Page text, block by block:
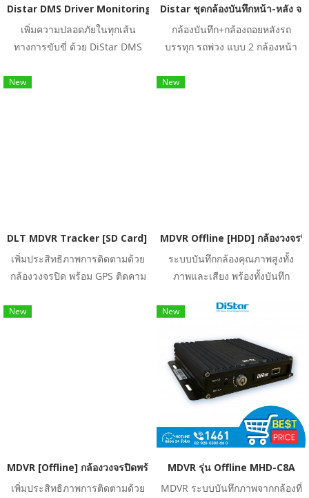
เชิงพาณิชย์ที่ต้องการระบบบันทึก
ภาพภายในรถอย่างมีประสิทธิภาพ
Distar DMS Driver Monitoring System อุปกรณ์ควบคุมพฤติกรรมก
เพิ่มความปลอดภัยในทุกเส้น
ทางการขับขี่ ด้วย DiStar DMS
ผลกระทบให้กิดอุบัติเหตุต่างๆ ทั้ง
ประสิทธิภาพการขับขี่
Distar ชุดกล้องบันทึกหน้า-หลัง จอ
กล้องบันทึก+กล้องถอยหลังรถ
บรรทุก รถพ่วง แบบ 2 กล้องหน้า
รุ่น MCR-712-บันทึกหน้า-หลังหรือ
New
DLT MDVR Tracker [SD Card] กล้องวงจรปิดระบบบันทึกด้วย SD
เพิ่มประสิทธิภาพการติดตามด้วย
กล้องวงจรปิด พร้อม GPS ติดคาม
บันทึกภาพและเสียงได้คมชัด
New
MDVR Offline [HDD] กล้องวงจร
ระบบบันทึกกล้องคุณภาพสูงทั้ง
ภาพและเสียง พร้องทั้งบันทึก
คุณภาพของภาพและเสียงได้หลาย
พร้อมช่อง HDD [ สูงสุด 2 TB ]
New
MDVR [Offline] กล้องวงจรปิดพร้อมระบบติดตามยานพาหนะ รุ่น
เพิ่มประสิทธิภาพการติดตามด้วย
New
MDVR รุ่น Offline MHD-C8A
MDVR ระบบบันทึกภาพจากกล้องที่